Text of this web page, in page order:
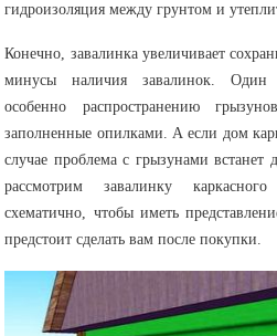
гидроизоляция между грунтом и
Конечно, завалинка увеличивает
минусы наличия завалинок.
особенно распространению
заполненные опилками. А если дом
случае проблема с грызунами встанет
рассмотрим завалинку
схематично, чтобы иметь
предстоит сделать вам после покупки.